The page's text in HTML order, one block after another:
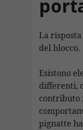
La
del blocco.
Esistono
differenti,
contributo
pignatte